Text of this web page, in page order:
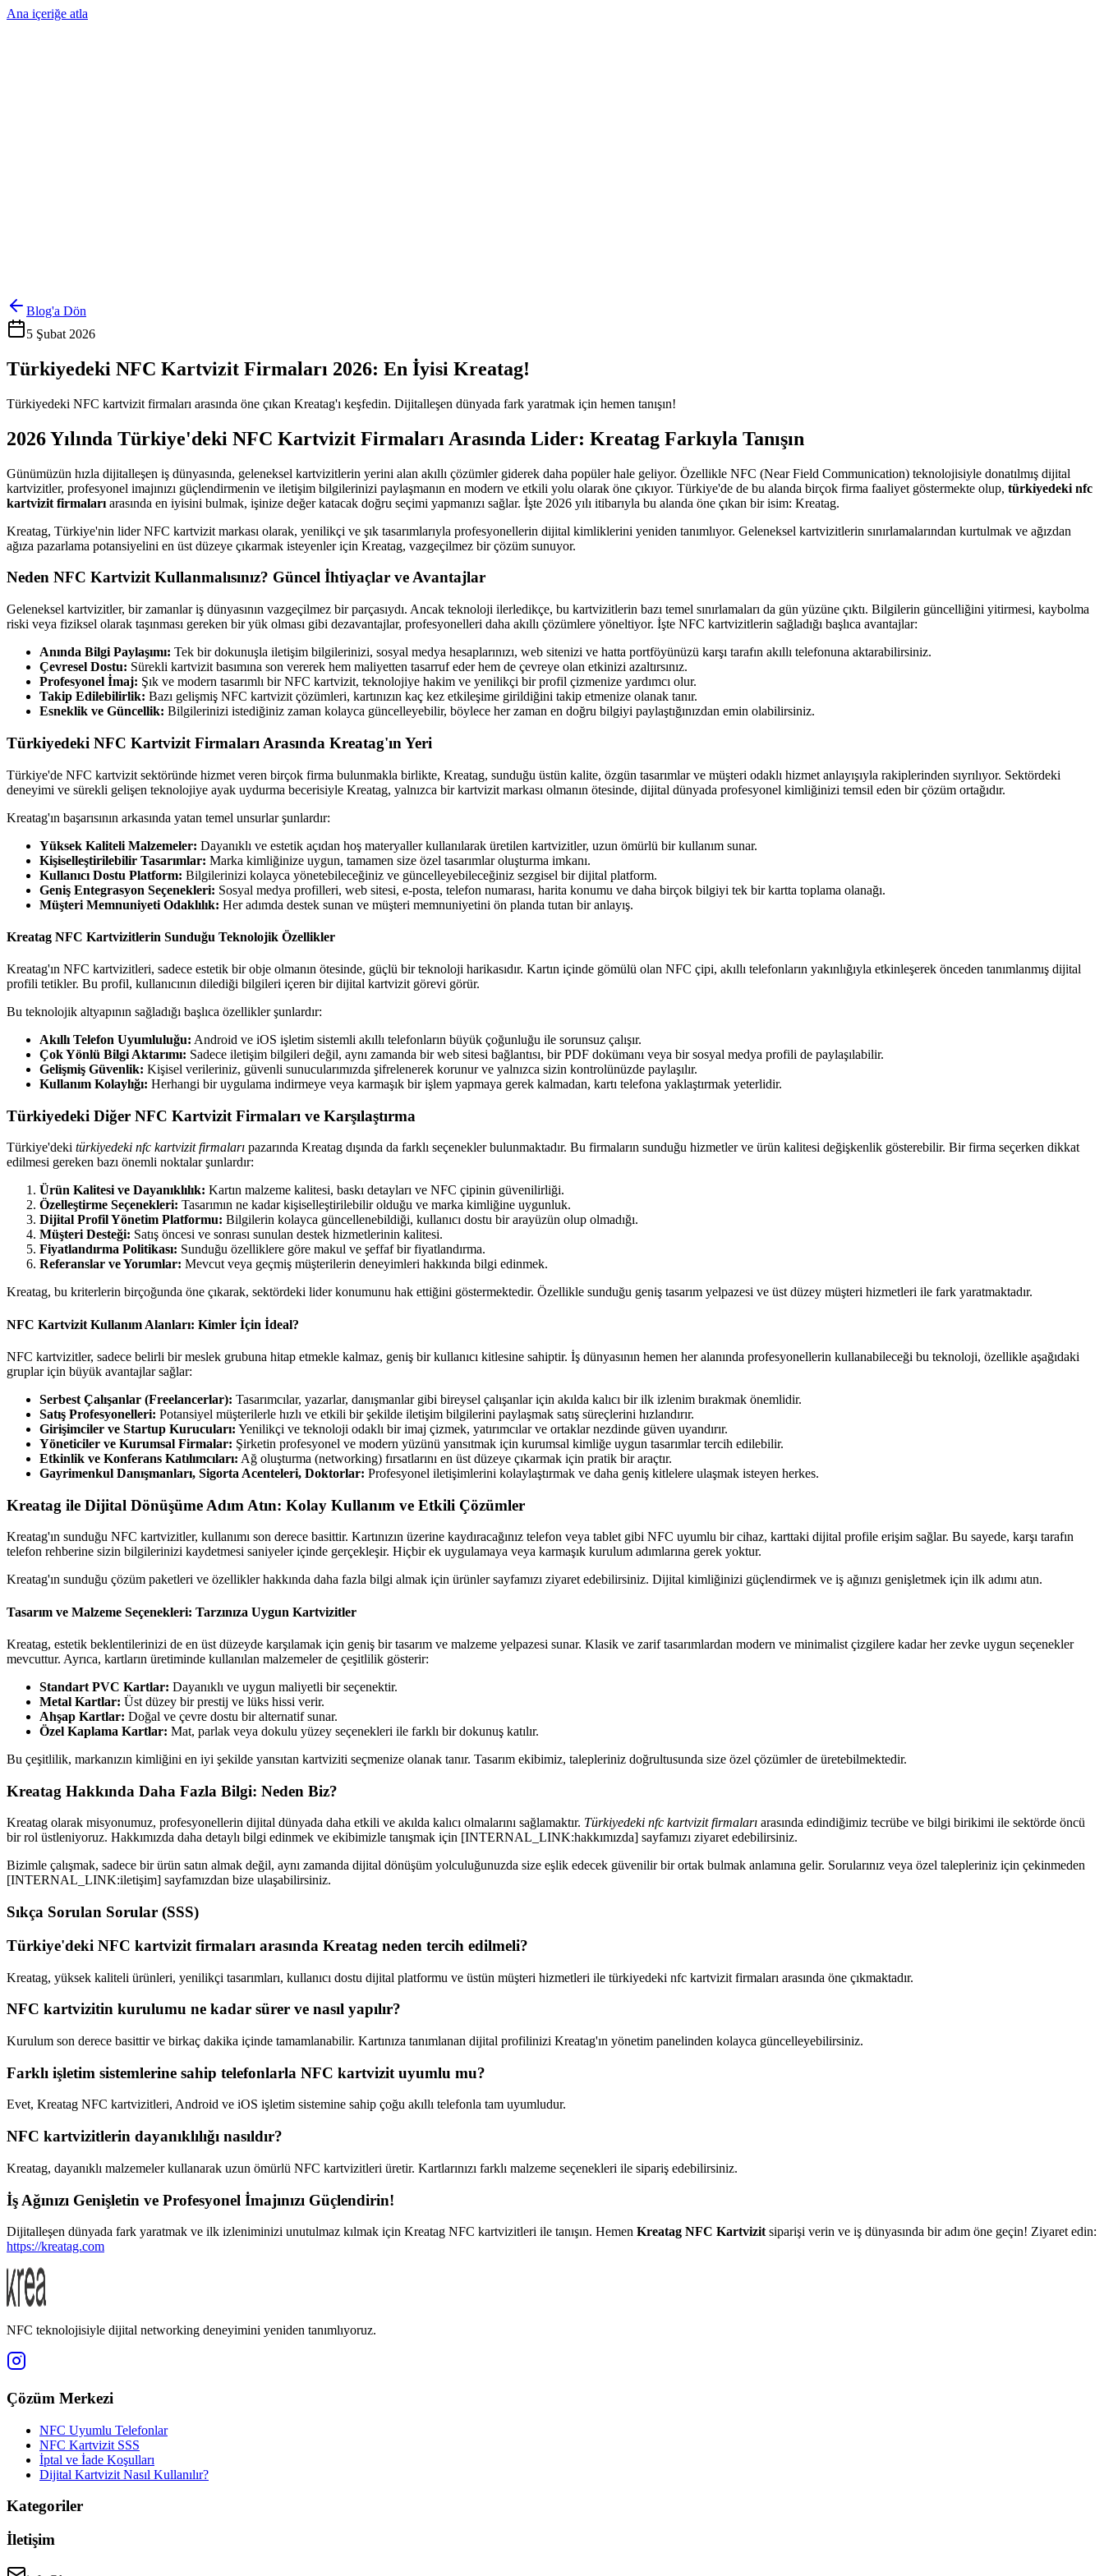
Ana içeriğe atla
Blog'a Dön
5 Şubat 2026
Türkiyedeki NFC Kartvizit Firmaları 2026: En İyisi Kreatag!
Türkiyedeki NFC kartvizit firmaları arasında öne çıkan Kreatag'ı keşfedin. Dijitalleşen dünyada fark yaratmak için hemen tanışın!
2026 Yılında Türkiye'deki NFC Kartvizit Firmaları Arasında Lider: Kreatag Farkıyla Tanışın
Günümüzün hızla dijitalleşen iş dünyasında, geleneksel kartvizitlerin yerini alan akıllı çözümler giderek daha popüler hale geliyor. Özellikle NFC (Near Field Communication) teknolojisiyle donatılmış dijital
kartvizitler, profesyonel imajınızı güçlendirmenin ve iletişim bilgilerinizi paylaşmanın en modern ve etkili yolu olarak öne çıkıyor. Türkiye'de de bu alanda birçok firma faaliyet göstermekte olup, türkiyedeki nfc
kartvizit firmaları arasında en iyisini bulmak, işinize değer katacak doğru seçimi yapmanızı sağlar. İşte 2026 yılı itibarıyla bu alanda öne çıkan bir isim: Kreatag.
Kreatag, Türkiye'nin lider NFC kartvizit markası olarak, yenilikçi ve şık tasarımlarıyla profesyonellerin dijital kimliklerini yeniden tanımlıyor. Geleneksel kartvizitlerin sınırlamalarından kurtulmak ve ağızdan
ağıza pazarlama potansiyelini en üst düzeye çıkarmak isteyenler için Kreatag, vazgeçilmez bir çözüm sunuyor.
Neden NFC Kartvizit Kullanmalısınız? Güncel İhtiyaçlar ve Avantajlar
Geleneksel kartvizitler, bir zamanlar iş dünyasının vazgeçilmez bir parçasıydı. Ancak teknoloji ilerledikçe, bu kartvizitlerin bazı temel sınırlamaları da gün yüzüne çıktı. Bilgilerin güncelliğini yitirmesi, kaybolma
riski veya fiziksel olarak taşınması gereken bir yük olması gibi dezavantajlar, profesyonelleri daha akıllı çözümlere yöneltiyor. İşte NFC kartvizitlerin sağladığı başlıca avantajlar:
Anında Bilgi Paylaşımı: Tek bir dokunuşla iletişim bilgilerinizi, sosyal medya hesaplarınızı, web sitenizi ve hatta portföyünüzü karşı tarafın akıllı telefonuna aktarabilirsiniz.
Çevresel Dostu: Sürekli kartvizit basımına son vererek hem maliyetten tasarruf eder hem de çevreye olan etkinizi azaltırsınız.
Profesyonel İmaj: Şık ve modern tasarımlı bir NFC kartvizit, teknolojiye hakim ve yenilikçi bir profil çizmenize yardımcı olur.
Takip Edilebilirlik: Bazı gelişmiş NFC kartvizit çözümleri, kartınızın kaç kez etkileşime girildiğini takip etmenize olanak tanır.
Esneklik ve Güncellik: Bilgilerinizi istediğiniz zaman kolayca güncelleyebilir, böylece her zaman en doğru bilgiyi paylaştığınızdan emin olabilirsiniz.
Türkiyedeki NFC Kartvizit Firmaları Arasında Kreatag'ın Yeri
Türkiye'de NFC kartvizit sektöründe hizmet veren birçok firma bulunmakla birlikte, Kreatag, sunduğu üstün kalite, özgün tasarımlar ve müşteri odaklı hizmet anlayışıyla rakiplerinden sıyrılıyor. Sektördeki
deneyimi ve sürekli gelişen teknolojiye ayak uydurma becerisiyle Kreatag, yalnızca bir kartvizit markası olmanın ötesinde, dijital dünyada profesyonel kimliğinizi temsil eden bir çözüm ortağıdır.
Kreatag'ın başarısının arkasında yatan temel unsurlar şunlardır:
Yüksek Kaliteli Malzemeler: Dayanıklı ve estetik açıdan hoş materyaller kullanılarak üretilen kartvizitler, uzun ömürlü bir kullanım sunar.
Kişiselleştirilebilir Tasarımlar: Marka kimliğinize uygun, tamamen size özel tasarımlar oluşturma imkanı.
Kullanıcı Dostu Platform: Bilgilerinizi kolayca yönetebileceğiniz ve güncelleyebileceğiniz sezgisel bir dijital platform.
Geniş Entegrasyon Seçenekleri: Sosyal medya profilleri, web sitesi, e-posta, telefon numarası, harita konumu ve daha birçok bilgiyi tek bir kartta toplama olanağı.
Müşteri Memnuniyeti Odaklılık: Her adımda destek sunan ve müşteri memnuniyetini ön planda tutan bir anlayış.
Kreatag NFC Kartvizitlerin Sunduğu Teknolojik Özellikler
Kreatag'ın NFC kartvizitleri, sadece estetik bir obje olmanın ötesinde, güçlü bir teknoloji harikasıdır. Kartın içinde gömülü olan NFC çipi, akıllı telefonların yakınlığıyla etkinleşerek önceden tanımlanmış dijital
profili tetikler. Bu profil, kullanıcının dilediği bilgileri içeren bir dijital kartvizit görevi görür.
Bu teknolojik altyapının sağladığı başlıca özellikler şunlardır:
Akıllı Telefon Uyumluluğu: Android ve iOS işletim sistemli akıllı telefonların büyük çoğunluğu ile sorunsuz çalışır.
Çok Yönlü Bilgi Aktarımı: Sadece iletişim bilgileri değil, aynı zamanda bir web sitesi bağlantısı, bir PDF dokümanı veya bir sosyal medya profili de paylaşılabilir.
Gelişmiş Güvenlik: Kişisel verileriniz, güvenli sunucularımızda şifrelenerek korunur ve yalnızca sizin kontrolünüzde paylaşılır.
Kullanım Kolaylığı: Herhangi bir uygulama indirmeye veya karmaşık bir işlem yapmaya gerek kalmadan, kartı telefona yaklaştırmak yeterlidir.
Türkiyedeki Diğer NFC Kartvizit Firmaları ve Karşılaştırma
Türkiye'deki türkiyedeki nfc kartvizit firmaları pazarında Kreatag dışında da farklı seçenekler bulunmaktadır. Bu firmaların sunduğu hizmetler ve ürün kalitesi değişkenlik gösterebilir. Bir firma seçerken dikkat
edilmesi gereken bazı önemli noktalar şunlardır:
Ürün Kalitesi ve Dayanıklılık: Kartın malzeme kalitesi, baskı detayları ve NFC çipinin güvenilirliği.
Özelleştirme Seçenekleri: Tasarımın ne kadar kişiselleştirilebilir olduğu ve marka kimliğine uygunluk.
Dijital Profil Yönetim Platformu: Bilgilerin kolayca güncellenebildiği, kullanıcı dostu bir arayüzün olup olmadığı.
Müşteri Desteği: Satış öncesi ve sonrası sunulan destek hizmetlerinin kalitesi.
Fiyatlandırma Politikası: Sunduğu özelliklere göre makul ve şeffaf bir fiyatlandırma.
Referanslar ve Yorumlar: Mevcut veya geçmiş müşterilerin deneyimleri hakkında bilgi edinmek.
Kreatag, bu kriterlerin birçoğunda öne çıkarak, sektördeki lider konumunu hak ettiğini göstermektedir. Özellikle sunduğu geniş tasarım yelpazesi ve üst düzey müşteri hizmetleri ile fark yaratmaktadır.
NFC Kartvizit Kullanım Alanları: Kimler İçin İdeal?
NFC kartvizitler, sadece belirli bir meslek grubuna hitap etmekle kalmaz, geniş bir kullanıcı kitlesine sahiptir. İş dünyasının hemen her alanında profesyonellerin kullanabileceği bu teknoloji, özellikle aşağıdaki
gruplar için büyük avantajlar sağlar:
Serbest Çalışanlar (Freelancerlar): Tasarımcılar, yazarlar, danışmanlar gibi bireysel çalışanlar için akılda kalıcı bir ilk izlenim bırakmak önemlidir.
Satış Profesyonelleri: Potansiyel müşterilerle hızlı ve etkili bir şekilde iletişim bilgilerini paylaşmak satış süreçlerini hızlandırır.
Girişimciler ve Startup Kurucuları: Yenilikçi ve teknoloji odaklı bir imaj çizmek, yatırımcılar ve ortaklar nezdinde güven uyandırır.
Yöneticiler ve Kurumsal Firmalar: Şirketin profesyonel ve modern yüzünü yansıtmak için kurumsal kimliğe uygun tasarımlar tercih edilebilir.
Etkinlik ve Konferans Katılımcıları: Ağ oluşturma (networking) fırsatlarını en üst düzeye çıkarmak için pratik bir araçtır.
Gayrimenkul Danışmanları, Sigorta Acenteleri, Doktorlar: Profesyonel iletişimlerini kolaylaştırmak ve daha geniş kitlelere ulaşmak isteyen herkes.
Kreatag ile Dijital Dönüşüme Adım Atın: Kolay Kullanım ve Etkili Çözümler
Kreatag'ın sunduğu NFC kartvizitler, kullanımı son derece basittir. Kartınızın üzerine kaydıracağınız telefon veya tablet gibi NFC uyumlu bir cihaz, karttaki dijital profile erişim sağlar. Bu sayede, karşı tarafın
telefon rehberine sizin bilgilerinizi kaydetmesi saniyeler içinde gerçekleşir. Hiçbir ek uygulamaya veya karmaşık kurulum adımlarına gerek yoktur.
Kreatag'ın sunduğu çözüm paketleri ve özellikler hakkında daha fazla bilgi almak için ürünler sayfamızı ziyaret edebilirsiniz. Dijital kimliğinizi güçlendirmek ve iş ağınızı genişletmek için ilk adımı atın.
Tasarım ve Malzeme Seçenekleri: Tarzınıza Uygun Kartvizitler
Kreatag, estetik beklentilerinizi de en üst düzeyde karşılamak için geniş bir tasarım ve malzeme yelpazesi sunar. Klasik ve zarif tasarımlardan modern ve minimalist çizgilere kadar her zevke uygun seçenekler
mevcuttur. Ayrıca, kartların üretiminde kullanılan malzemeler de çeşitlilik gösterir:
Standart PVC Kartlar: Dayanıklı ve uygun maliyetli bir seçenektir.
Metal Kartlar: Üst düzey bir prestij ve lüks hissi verir.
Ahşap Kartlar: Doğal ve çevre dostu bir alternatif sunar.
Özel Kaplama Kartlar: Mat, parlak veya dokulu yüzey seçenekleri ile farklı bir dokunuş katılır.
Bu çeşitlilik, markanızın kimliğini en iyi şekilde yansıtan kartviziti seçmenize olanak tanır. Tasarım ekibimiz, talepleriniz doğrultusunda size özel çözümler de üretebilmektedir.
Kreatag Hakkında Daha Fazla Bilgi: Neden Biz?
Kreatag olarak misyonumuz, profesyonellerin dijital dünyada daha etkili ve akılda kalıcı olmalarını sağlamaktır. Türkiyedeki nfc kartvizit firmaları arasında edindiğimiz tecrübe ve bilgi birikimi ile sektörde öncü
bir rol üstleniyoruz. Hakkımızda daha detaylı bilgi edinmek ve ekibimizle tanışmak için [INTERNAL_LINK:hakkımızda] sayfamızı ziyaret edebilirsiniz.
Bizimle çalışmak, sadece bir ürün satın almak değil, aynı zamanda dijital dönüşüm yolculuğunuzda size eşlik edecek güvenilir bir ortak bulmak anlamına gelir. Sorularınız veya özel talepleriniz için çekinmeden
[INTERNAL_LINK:iletişim] sayfamızdan bize ulaşabilirsiniz.
Sıkça Sorulan Sorular (SSS)
Türkiye'deki NFC kartvizit firmaları arasında Kreatag neden tercih edilmeli?
Kreatag, yüksek kaliteli ürünleri, yenilikçi tasarımları, kullanıcı dostu dijital platformu ve üstün müşteri hizmetleri ile türkiyedeki nfc kartvizit firmaları arasında öne çıkmaktadır.
NFC kartvizitin kurulumu ne kadar sürer ve nasıl yapılır?
Kurulum son derece basittir ve birkaç dakika içinde tamamlanabilir. Kartınıza tanımlanan dijital profilinizi Kreatag'ın yönetim panelinden kolayca güncelleyebilirsiniz.
Farklı işletim sistemlerine sahip telefonlarla NFC kartvizit uyumlu mu?
Evet, Kreatag NFC kartvizitleri, Android ve iOS işletim sistemine sahip çoğu akıllı telefonla tam uyumludur.
NFC kartvizitlerin dayanıklılığı nasıldır?
Kreatag, dayanıklı malzemeler kullanarak uzun ömürlü NFC kartvizitleri üretir. Kartlarınızı farklı malzeme seçenekleri ile sipariş edebilirsiniz.
İş Ağınızı Genişletin ve Profesyonel İmajınızı Güçlendirin!
Dijitalleşen dünyada fark yaratmak ve ilk izleniminizi unutulmaz kılmak için Kreatag NFC kartvizitleri ile tanışın. Hemen Kreatag NFC Kartvizit siparişi verin ve iş dünyasında bir adım öne geçin! Ziyaret edin:
https://kreatag.com
NFC teknolojisiyle dijital networking deneyimini yeniden tanımlıyoruz.
Çözüm Merkezi
NFC Uyumlu Telefonlar
NFC Kartvizit SSS
İptal ve İade Koşulları
Dijital Kartvizit Nasıl Kullanılır?
Kategoriler
İletişim